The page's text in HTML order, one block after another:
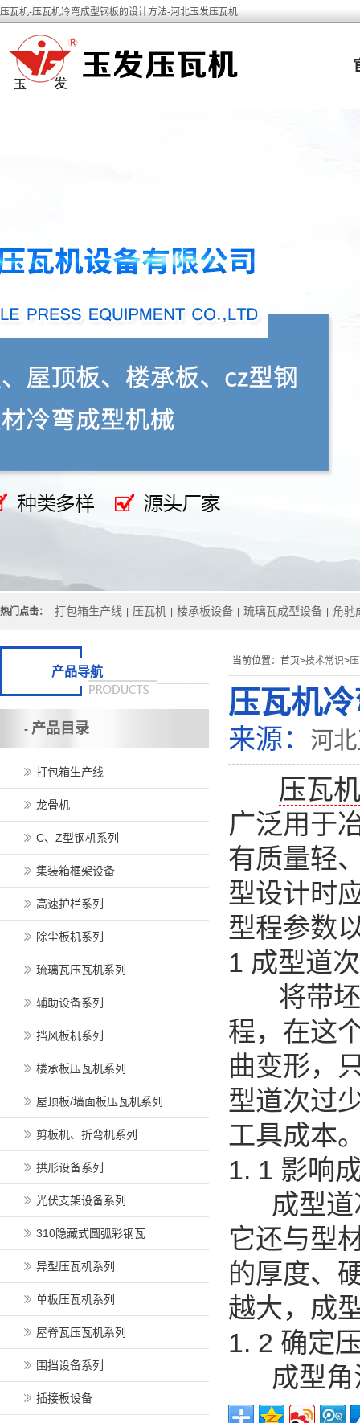
压瓦机-压瓦机冷弯成型钢板的设计方法-河北玉发压瓦机
热门点击： 打包箱生产线 压瓦机 楼承板设备 琉璃瓦成型设备 角驰
当前位置： 首页>技术常识>
压瓦机
来源： 河
压瓦机
广泛用于
有质量轻
型设计时
型程参数
1 成型道次
将带坯
程，在这
曲变形，
型道次过
工具成本
1. 1 影响
成型道
它还与型
的厚度、
越大，成
1. 2 确定
成型角
产品导航
- 产品目录
打包箱生产线
龙骨机
C、Z型钢机系列
集装箱框架设备
高速护栏系列
除尘板机系列
琉璃瓦压瓦机系列
辅助设备系列
挡风板机系列
楼承板压瓦机系列
屋顶板/墙面板压瓦机系列
剪板机、折弯机系列
拱形设备系列
光伏支架设备系列
310隐藏式圆弧彩钢瓦
异型压瓦机系列
单板压瓦机系列
屋脊瓦压瓦机系列
围挡设备系列
插接板设备